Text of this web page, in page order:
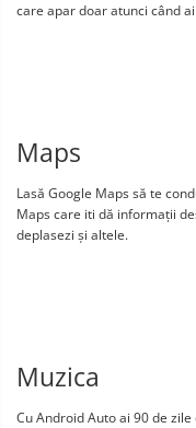
care apar doar atunci când
Maps
Lasă Google Maps să te
Maps care iti dă informații
deplasezi și altele.
Muzica
Cu Android Auto ai 90 de